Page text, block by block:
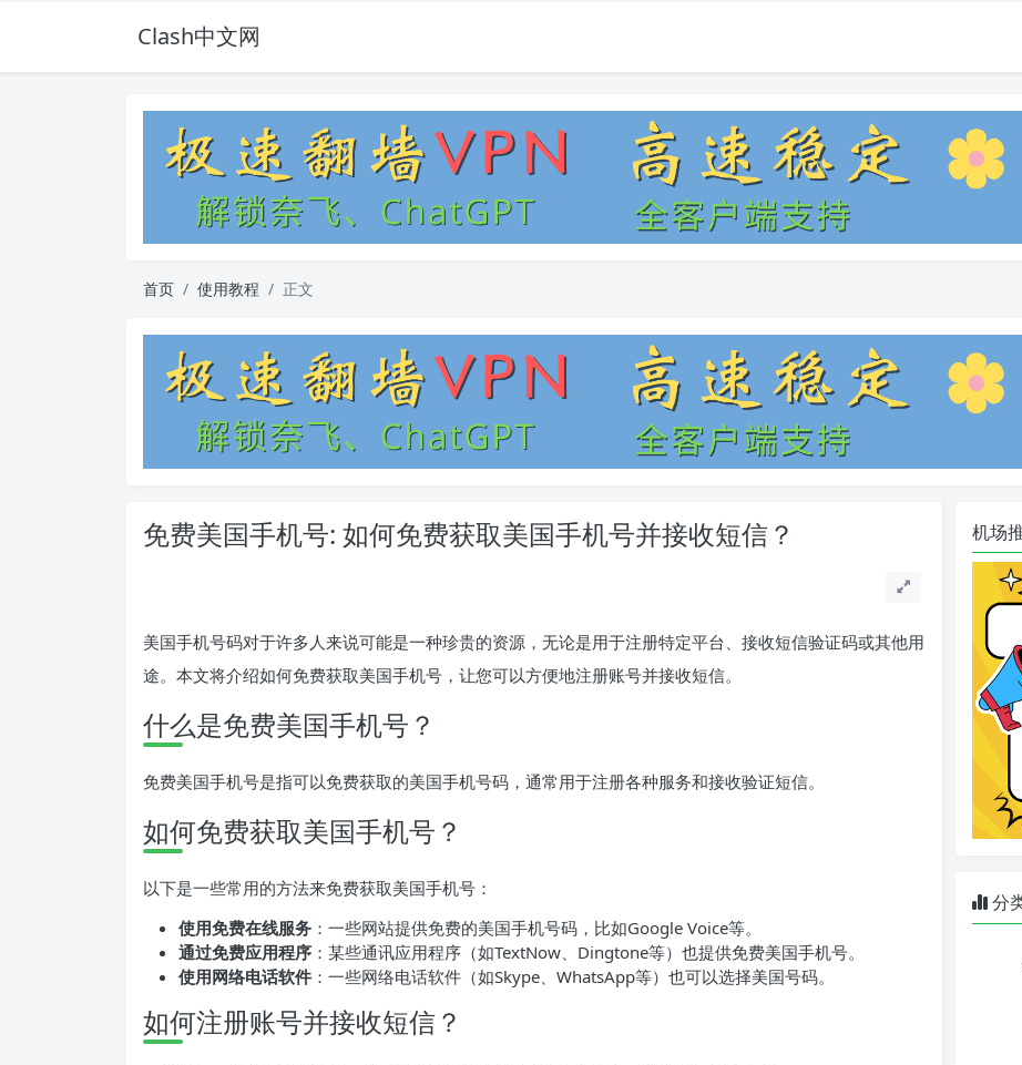
Clash中文网
首页 使用教程 正文
免费美国手机号: 如何免费获取美国手机号并接收短信？
美国手机号码对于许多人来说可能是一种珍贵的资源，无论是用于注册特定平台、接收短信验证码或其他用
途。本文将介绍如何免费获取美国手机号，让您可以方便地注册账号并接收短信。
什么是免费美国手机号？
免费美国手机号是指可以免费获取的美国手机号码，通常用于注册各种服务和接收验证短信。
如何免费获取美国手机号？
以下是一些常用的方法来免费获取美国手机号：
使用免费在线服务 ：一些网站提供免费的美国手机号码，比如Google Voice等。
通过免费应用程序 ：某些通讯应用程序（如TextNow、Dingtone等）也提供免费美国手机号。
使用网络电话软件 ：一些网络电话软件（如Skype、WhatsApp等）也可以选择美国号码。
如何注册账号并接收短信？
机场
分